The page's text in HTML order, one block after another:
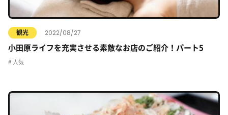
観光 2022/08/27
小田原ライフを充実させる素敵なお店のご紹介！パート5
人気